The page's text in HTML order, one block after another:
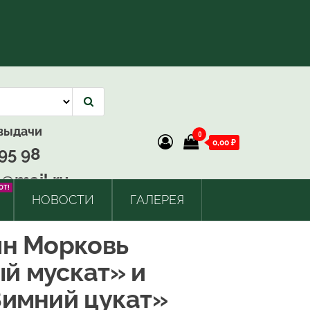
98
0
0,00 ₽
НОВОСТИ ГАЛЕРЕЯ
Морковь
мускат» и
цукат»